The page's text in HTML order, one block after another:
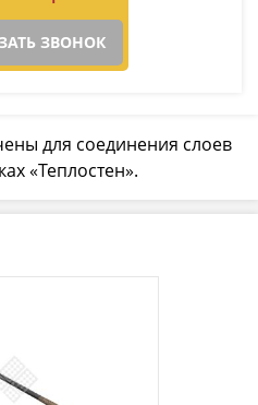
ЗВОНОК
для соединения слоев
«Теплостен».